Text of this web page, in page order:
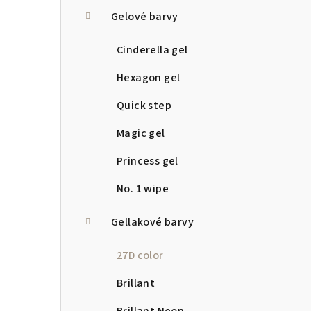
Gelové barvy
Cinderella gel
Hexagon gel
Quick step
Magic gel
Princess gel
No. 1 wipe
Gellakové barvy
27D color
Brillant